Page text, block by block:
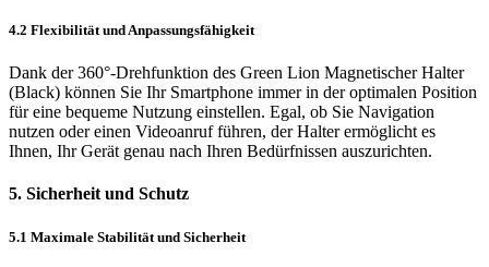
4.2 Flexibilität und Anpassungsfähigkeit
Dank der 360°-Drehfunktion des Green Lion Magnetischer Halter
(Black) können Sie Ihr Smartphone immer in der optimalen Position
für eine bequeme Nutzung einstellen. Egal, ob Sie Navigation
nutzen oder einen Videoanruf führen, der Halter ermöglicht es
Ihnen, Ihr Gerät genau nach Ihren Bedürfnissen auszurichten.
5. Sicherheit und Schutz
5.1 Maximale Stabilität und Sicherheit